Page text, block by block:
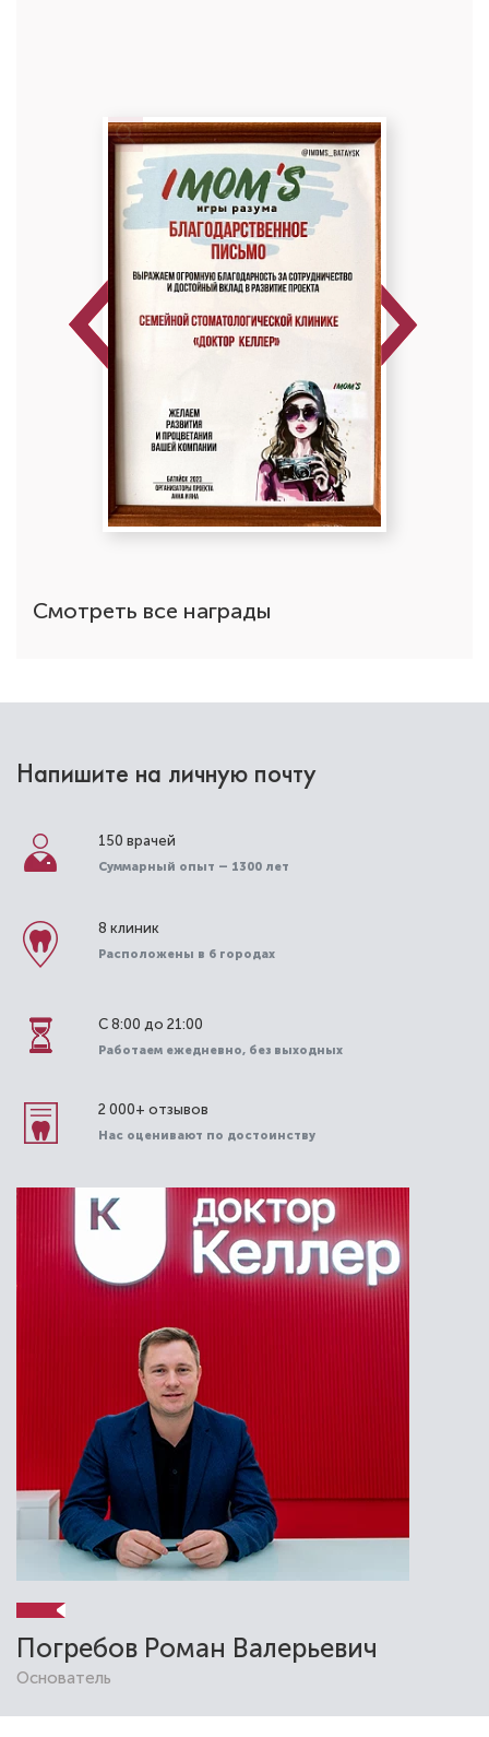
Previous Next
Смотреть все награды
Напишите на личную почту
150 врачей
Суммарный опыт – 1300 лет
8 клиник
Расположены в 6 городах
С 8:00 до 21:00
Работаем ежедневно, без выходных
2 000+ отзывов
Нас оценивают по достоинству
Погребов Роман Валерьевич
Основатель